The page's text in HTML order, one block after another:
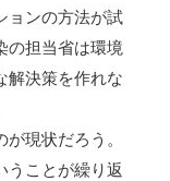
ョンの方法が試
の担当省は環境
解決策を作れな
現状だろう。
うことが繰り返